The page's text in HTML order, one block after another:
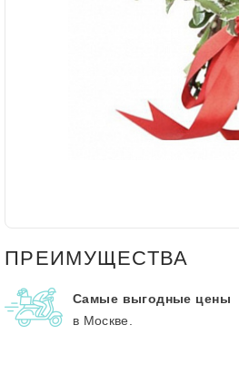
ПРЕИМУЩЕСТВА
Самые выгодные цены
в Москве.